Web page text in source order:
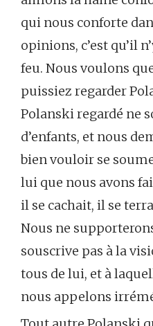
qui nous conforte
opinions, c’est qu’il
feu. Nous voulons
puissiez regarder
Polanski regardé ne
d’enfants, et nous
bien vouloir se
lui que nous avons
il se cachait, il se
Nous ne
souscrive pas à la
tous de lui, et à
nous appelons